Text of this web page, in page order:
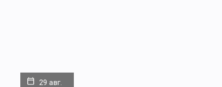
29 авг.